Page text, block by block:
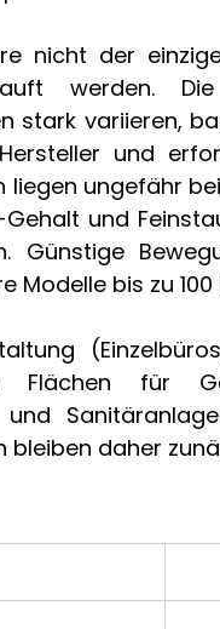
nicht der
werden.
stark variieren,
und
liegen ungefähr
und
bis zu 100
Flächen für
und
bleiben daher